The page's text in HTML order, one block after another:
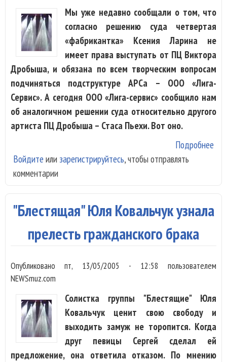
Мы уже недавно сообщали о том, что
согласно решению суда четвертая
«фабрикантка» Ксения Ларина не
имеет права выступать от ПЦ Виктора
Дробыша, и обязана по всем творческим вопросам
подчиняться подструктуре АРСа – ООО «Лига-
Сервис». А сегодня ООО «Лига-сервис» сообщило нам
об аналогичном решении суда относительно другого
артиста ПЦ Дробыша – Стаса Пьехи. Вот оно.
Подробнее
Войдите или зарегистрируйтесь, чтобы отправлять
комментарии
"Блестящая" Юля Ковальчук узнала
прелесть гражданского брака
Опубликованопт, 13/05/2005 - 12:58 пользователем
NEWSmuz.com
Солистка группы "Блестящие" Юля
Ковальчук ценит свою свободу и
выходить замуж не торопится. Когда
друг певицы Сергей сделал ей
предложение, она ответила отказом. По мнению